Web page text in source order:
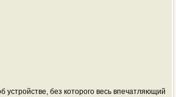
устройстве, без которого весь впечатляющий